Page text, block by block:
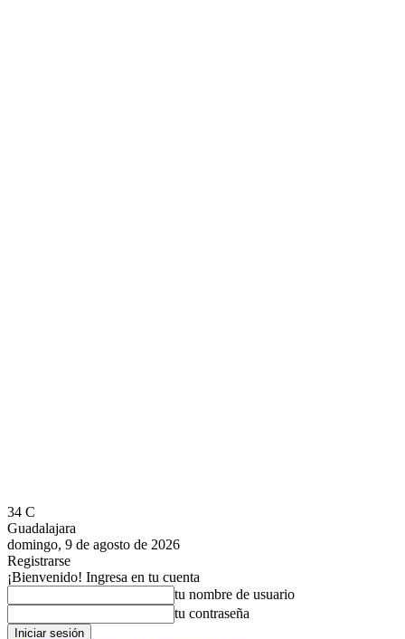
34 C
Guadalajara
domingo, 9 de agosto de 2026
Registrarse
¡Bienvenido! Ingresa en tu cuenta
tu nombre de usuario
tu contraseña